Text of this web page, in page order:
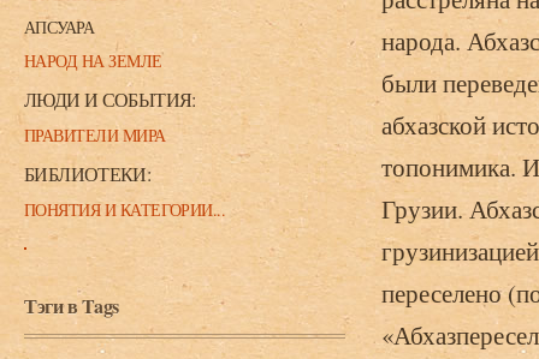
АПСУАРА
НАРОД НА ЗЕМЛЕ
ЛЮДИ И СОБЫТИЯ:
ПРАВИТЕЛИ МИРА
БИБЛИОТЕКИ:
ПОНЯТИЯ И КАТЕГОРИИ...
Тэги в Tags
народа.
были
абхазской
топонимика.
Грузии.
переселено